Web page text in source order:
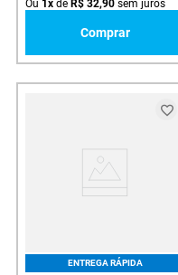
Ou 1x de R$ 32,90 sem juros
Comprar
ENTREGA RÁPIDA